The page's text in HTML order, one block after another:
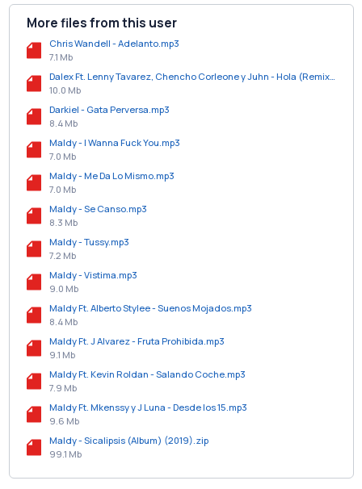
More files from this user
Chris Wandell - Adelanto.mp3
7.1 Mb
Dalex Ft. Lenny Tavarez, Chencho Corleone y Juhn - Hola (Remix).mp3
10.0 Mb
Darkiel - Gata Perversa.mp3
8.4 Mb
Maldy - I Wanna Fuck You.mp3
7.0 Mb
Maldy - Me Da Lo Mismo.mp3
7.0 Mb
Maldy - Se Canso.mp3
8.3 Mb
Maldy - Tussy.mp3
7.2 Mb
Maldy - Vistima.mp3
9.0 Mb
Maldy Ft. Alberto Stylee - Suenos Mojados.mp3
8.4 Mb
Maldy Ft. J Alvarez - Fruta Prohibida.mp3
9.1 Mb
Maldy Ft. Kevin Roldan - Salando Coche.mp3
7.9 Mb
Maldy Ft. Mkenssy y J Luna - Desde los 15.mp3
9.6 Mb
Maldy - Sicalipsis (Album) (2019).zip
99.1 Mb